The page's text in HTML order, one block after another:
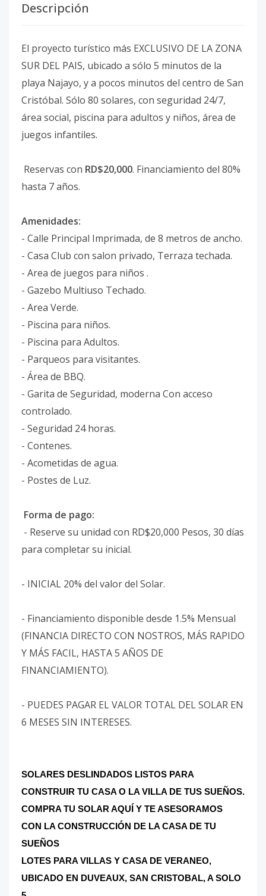
Descripción
El proyecto turístico más EXCLUSIVO DE LA ZONA
SUR DEL PAIS, ubicado a sólo 5 minutos de la
playa Najayo, y a pocos minutos del centro de San
Cristóbal. Sólo 80 solares, con seguridad 24/7,
área social, piscina para adultos y niños, área de
juegos infantiles.
Reservas con RD$20,000. Financiamiento del 80%
hasta 7 años.
Amenidades:
- Calle Principal Imprimada, de 8 metros de ancho.
- Casa Club con salon privado, Terraza techada.
- Area de juegos para niños .
- Gazebo Multiuso Techado.
- Area Verde.
- Piscina para niños.
- Piscina para Adultos.
- Parqueos para visitantes.
- Área de BBQ.
- Garita de Seguridad, moderna Con acceso
controlado.
- Seguridad 24 horas.
- Contenes.
- Acometidas de agua.
- Postes de Luz.
Forma de pago:
- Reserve su unidad con RD$20,000 Pesos, 30 días
para completar su inicial.
- INICIAL 20% del valor del Solar.
- Financiamiento disponible desde 1.5% Mensual
(FINANCIA DIRECTO CON NOSTROS, MÁS RAPIDO
Y MÁS FACIL, HASTA 5 AÑOS DE
FINANCIAMIENTO).
- PUEDES PAGAR EL VALOR TOTAL DEL SOLAR EN
6 MESES SIN INTERESES.
SOLARES DESLINDADOS LISTOS PARA
CONSTRUIR TU CASA O LA VILLA DE TUS SUEÑOS.
COMPRA TU SOLAR AQUÍ Y TE ASESORAMOS
CON LA CONSTRUCCIÓN DE LA CASA DE TU
SUEÑOS
LOTES PARA VILLAS Y CASA DE VERANEO,
UBICADO EN DUVEAUX, SAN CRISTOBAL, A SOLO